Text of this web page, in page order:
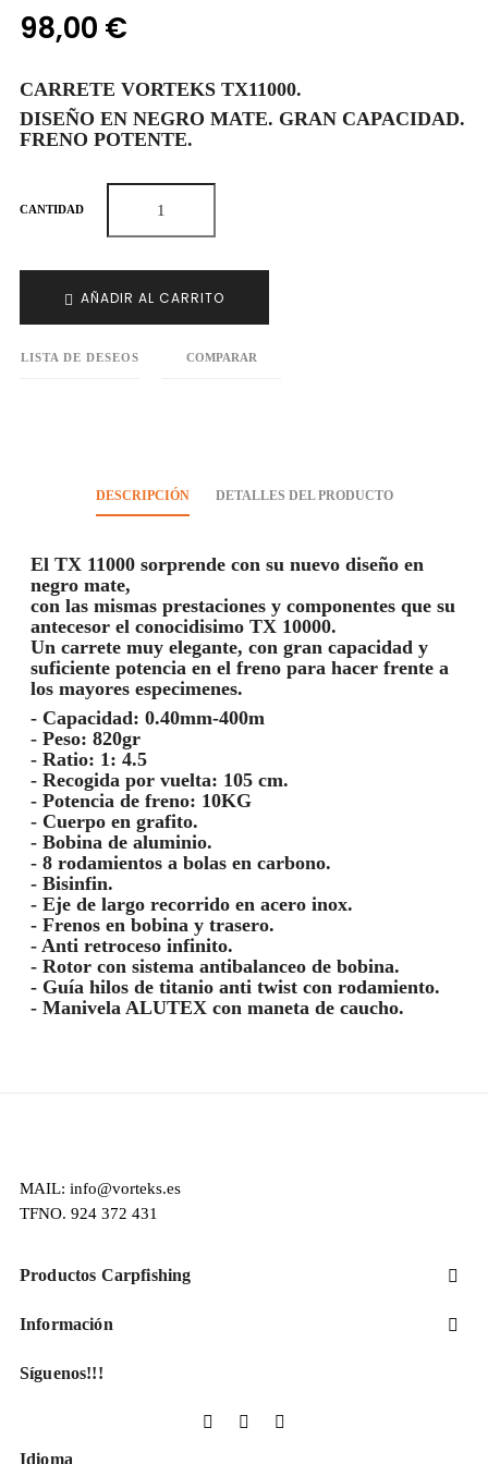
98,00 €
CARRETE VORTEKS TX11000.
DISEÑO EN NEGRO MATE. GRAN CAPACIDAD.
FRENO POTENTE.
CANTIDAD
AÑADIR AL CARRITO
LISTA DE DESEOS COMPARAR
DESCRIPCIÓN DETALLES DEL PRODUCTO
El TX 11000 sorprende con su nuevo diseño en
negro mate,
con las mismas prestaciones y componentes que su
antecesor el conocidisimo TX 10000.
Un carrete muy elegante, con gran capacidad y
suficiente potencia en el freno para hacer frente a
los mayores especimenes.
- Capacidad: 0.40mm-400m
- Peso: 820gr
- Ratio: 1: 4.5
- Recogida por vuelta: 105 cm.
- Potencia de freno: 10KG
- Cuerpo en grafito.
- Bobina de aluminio.
- 8 rodamientos a bolas en carbono.
- Bisinfin.
- Eje de largo recorrido en acero inox.
- Frenos en bobina y trasero.
- Anti retroceso infinito.
- Rotor con sistema antibalanceo de bobina.
- Guía hilos de titanio anti twist con rodamiento.
- Manivela ALUTEX con maneta de caucho.
MAIL: info@vorteks.es
TFNO. 924 372 431
Productos Carpfishing 
Información 
Síguenos!!!
Idioma